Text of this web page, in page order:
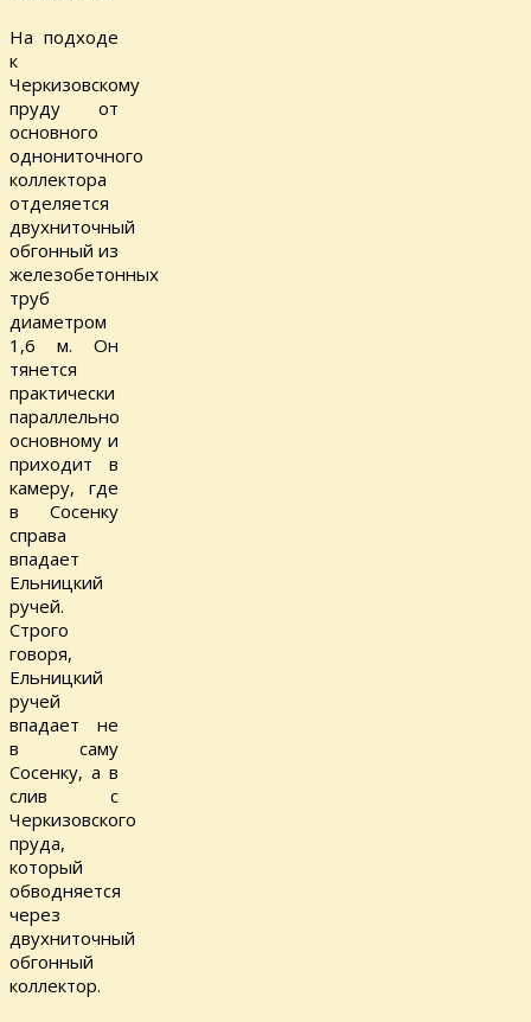
На подходе
к
Черкизовскому
пруду от
основного
однониточного
коллектора
отделяется
двухниточный
обгонный из
железобетонных
труб
диаметром
1,6 м. Он
тянется
практически
параллельно
основному и
приходит в
камеру, где
в Сосенку
справа
впадает
Ельницкий
ручей.
Строго
говоря,
Ельницкий
ручей
впадает не
в саму
Сосенку, а в
слив с
Черкизовского
пруда,
который
обводняется
через
двухниточный
обгонный
коллектор.